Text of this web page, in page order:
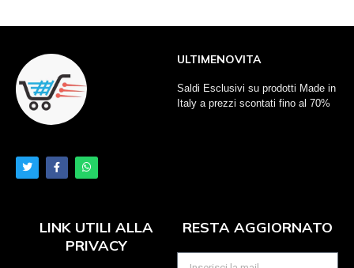
ULTIMENOVITA
Saldi Esclusivi su prodotti Made in
Italy a prezzi scontati fino al 70%
LINK UTILI ALLA
PRIVACY
RESTA AGGIORNATO